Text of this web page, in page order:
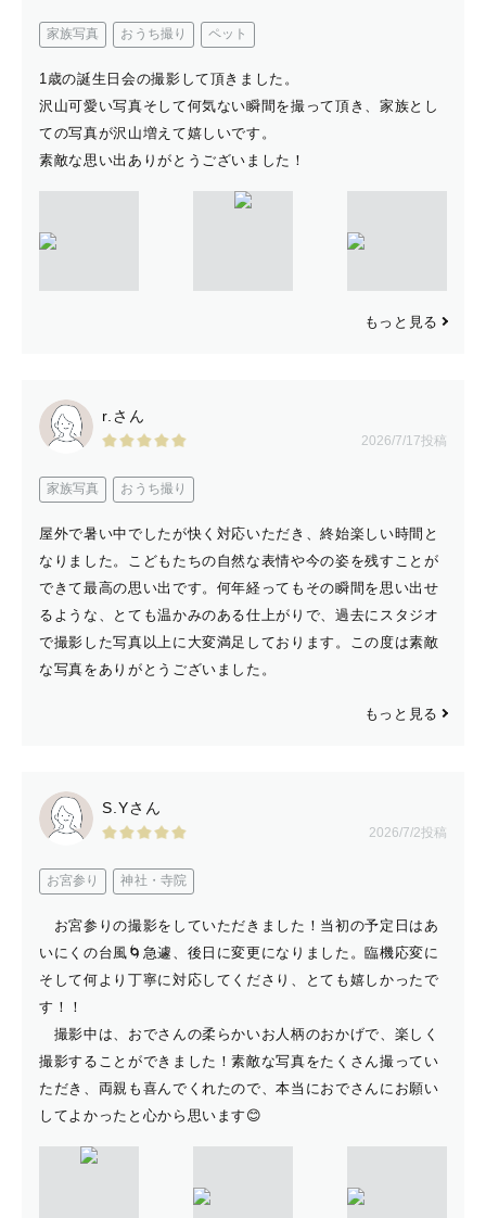
公式LINEからお気軽にご連絡ください。
七五三・お宮参り撮影を希望される際は
必ずご確認いただいております。
（全カメラマン共通）
ご依頼前にご確認をお願いいたします。
②カメラマンが同行する出張撮影
✅交通費について
広島県尾道市から出張いたします。
皆様とお会いできるのを楽しみにしております！
家族写真 おうち撮り ペット
1歳の誕生日会の撮影して頂きました。
沢山可愛い写真そして何気ない瞬間を撮って頂き、家族とし
ての写真が沢山増えて嬉しいです。
素敵な思い出ありがとうございました！
もっと見る
r.さん
2026/7/17投稿
家族写真 おうち撮り
屋外で暑い中でしたが快く対応いただき、終始楽しい時間と
なりました。こどもたちの自然な表情や今の姿を残すことが
できて最高の思い出です。何年経ってもその瞬間を思い出せ
るような、とても温かみのある仕上がりで、過去にスタジオ
で撮影した写真以上に大変満足しております。この度は素敵
な写真をありがとうございました。
もっと見る
S.Yさん
2026/7/2投稿
お宮参り 神社・寺院
お宮参りの撮影をしていただきました！当初の予定日はあ
いにくの台風🌀急遽、後日に変更になりました。臨機応変に
そして何より丁寧に対応してくださり、とても嬉しかったで
す！！
撮影中は、おでさんの柔らかいお人柄のおかげで、楽しく
撮影することができました！素敵な写真をたくさん撮ってい
ただき、両親も喜んでくれたので、本当におでさんにお願い
してよかったと心から思います😊